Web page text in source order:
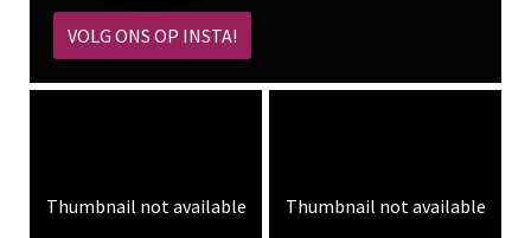
VOLG ONS OP INSTA!
Thumbnail not available Thumbnail not available